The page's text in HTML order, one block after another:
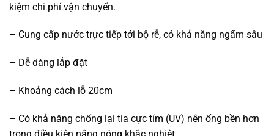
kiệm chi phí vận chuyển.
– Cung cấp nước trực tiếp tới bộ rễ, có khả năng ngấm sâu
– Dễ dàng lắp đặt
– Khoảng cách lỗ 20cm
– Có khả năng chống lại tia cực tím (UV) nên ống bền hơn